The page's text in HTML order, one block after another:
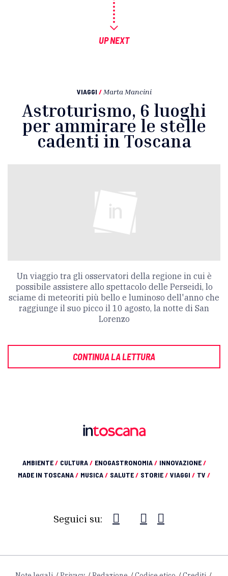
UP NEXT
VIAGGI / Marta Mancini
Astroturismo, 6 luoghi
per ammirare le stelle
cadenti in Toscana
Un viaggio tra gli osservatori della regione in cui è
possibile assistere allo spettacolo delle Perseidi, lo
sciame di meteoriti più bello e luminoso dell'anno che
raggiunge il suo picco il 10 agosto, la notte di San
Lorenzo
CONTINUA LA LETTURA
AMBIENTE/ CULTURA/ ENOGASTRONOMIA/ INNOVAZIONE/
MADE IN TOSCANA/ MUSICA/ SALUTE/ STORIE/ VIAGGI / TV /
Seguici su: